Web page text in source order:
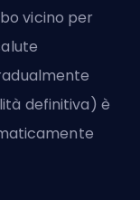
vicino per
definitiva) è